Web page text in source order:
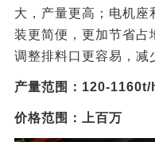
大，产量更高；电机座
装更简便，更加节省占
调整排料口更容易，减
产量范围：120-1160t/
价格范围：上百万